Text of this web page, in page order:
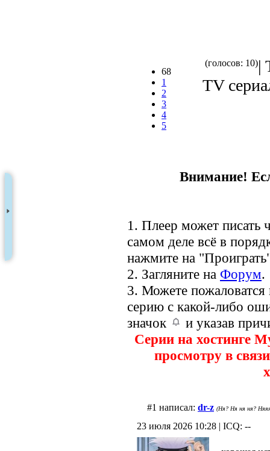
68
1
2
3
4
5
(голосов: 10)|
TV
Внимание!
1. Плеер может писать
самом деле всё в
нажмите на
2. Загляните на Форум.
3. Можете
серию с какой-либо
значок
и указав
Серии на хостинге
просмотру в
#1 написал: dr-z (Ня? Ня ня ня?
23 июля 2026 10:28 | ICQ: --